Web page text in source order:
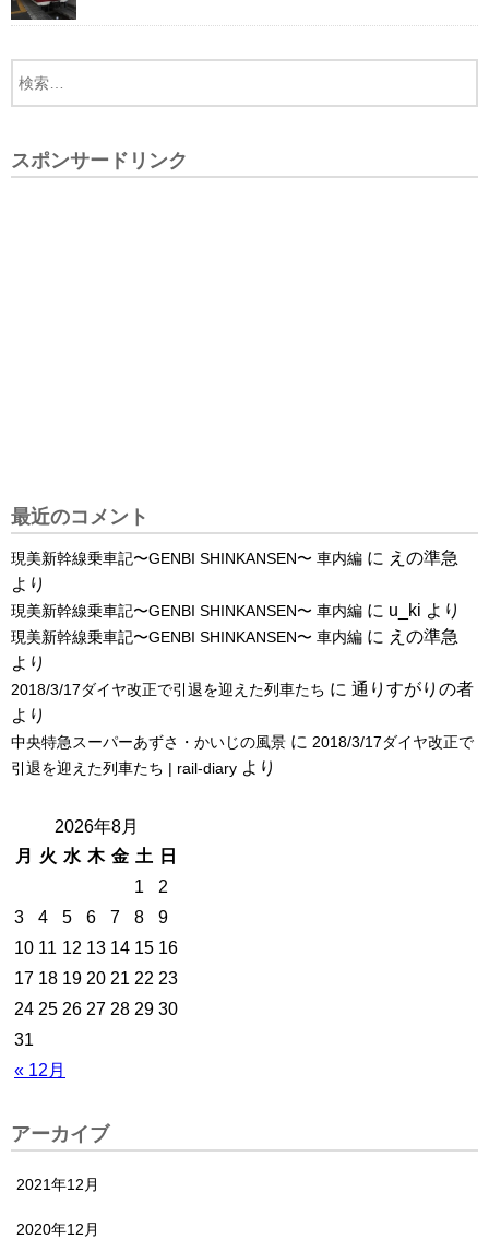
スポンサードリンク
最近のコメント
現美新幹線乗車記〜GENBI SHINKANSEN〜 車内編 に えの準急
より
現美新幹線乗車記〜GENBI SHINKANSEN〜 車内編 に u_ki より
現美新幹線乗車記〜GENBI SHINKANSEN〜 車内編 に えの準急
より
2018/3/17ダイヤ改正で引退を迎えた列車たち に 通りすがりの者
より
中央特急スーパーあずさ・かいじの風景 に 2018/3/17ダイヤ改正で
引退を迎えた列車たち | rail-diary より
2026年8月
月
火 水 木 金 土 日
« 12月
1
2
3
4 5 6 7 8
9
10 11 12 13 14 15 16
17 18 19 20 21 22 23
24 25 26 27 28 29 30
31
アーカイブ
2021年12月
2020年12月